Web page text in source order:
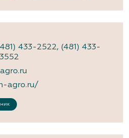
433-2522, (481) 433-
agro.ru/